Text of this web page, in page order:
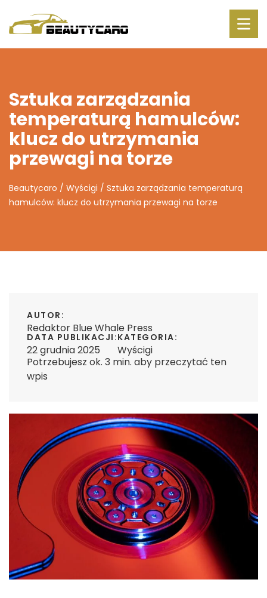
Sztuka zarządzania
temperaturą hamulców:
klucz do utrzymania
przewagi na torze
Beautycaro / Wyścigi / Sztuka zarządzania temperaturą
hamulców: klucz do utrzymania przewagi na torze
AUTOR:
Redaktor Blue Whale Press
DATA PUBLIKACJI:
22 grudnia 2025
KATEGORIA:
Wyścigi
Potrzebujesz ok. 3 min. aby przeczytać ten
wpis